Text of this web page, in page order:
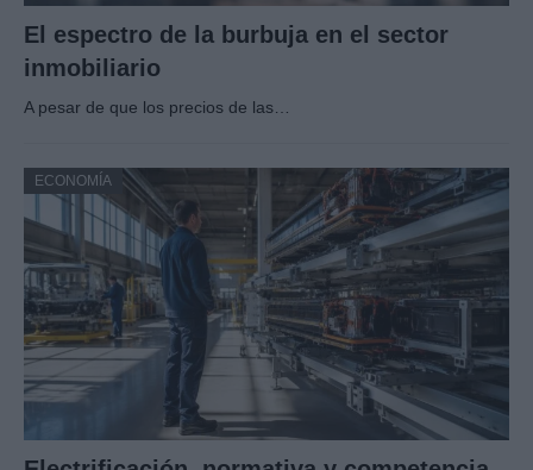
El espectro de la burbuja en el sector
inmobiliario
A pesar de que los precios de las…
ECONOMÍA